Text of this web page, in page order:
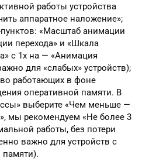
работы устройства
аппаратное наложение»;
«Масштаб анимации
перехода» и «Шкала
с 1х на — «Анимация
для «слабых» устройств);
работающих в фоне
оперативной памяти. В
выберите «Чем меньше —
мы рекомендуем «Не более 3
работы, без потери
важно для устройств с
памяти).